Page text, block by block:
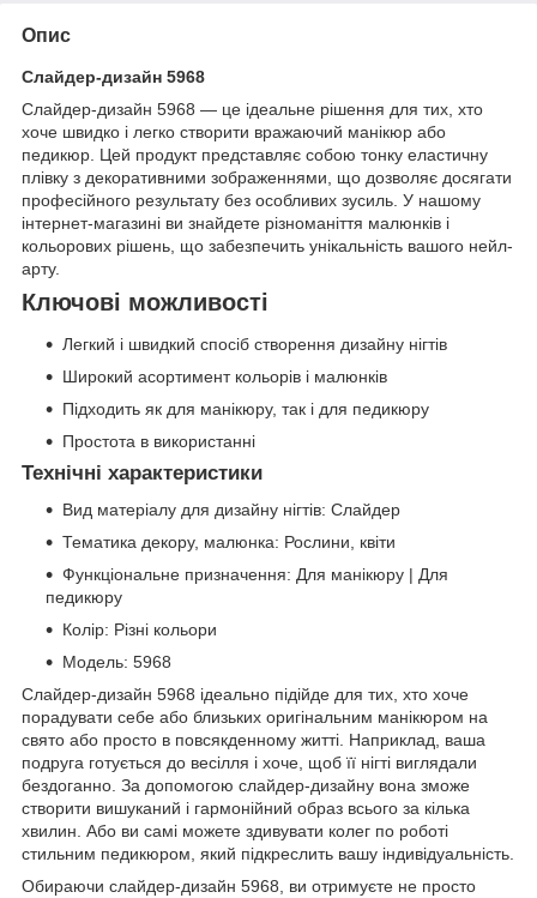
Опис
Слайдер-дизайн 5968
Слайдер-дизайн 5968 — це ідеальне рішення для тих, хто
хоче швидко і легко створити вражаючий манікюр або
педикюр. Цей продукт представляє собою тонку еластичну
плівку з декоративними зображеннями, що дозволяє досягати
професійного результату без особливих зусиль. У нашому
інтернет-магазині ви знайдете різноманіття малюнків і
кольорових рішень, що забезпечить унікальність вашого нейл-
арту.
Ключові можливості
Легкий і швидкий спосіб створення дизайну нігтів
Широкий асортимент кольорів і малюнків
Підходить як для манікюру, так і для педикюру
Простота в використанні
Технічні характеристики
Вид матеріалу для дизайну нігтів: Слайдер
Тематика декору, малюнка: Рослини, квіти
Функціональне призначення: Для манікюру | Для
педикюру
Колір: Різні кольори
Модель: 5968
Слайдер-дизайн 5968 ідеально підійде для тих, хто хоче
порадувати себе або близьких оригінальним манікюром на
свято або просто в повсякденному житті. Наприклад, ваша
подруга готується до весілля і хоче, щоб її нігті виглядали
бездоганно. За допомогою слайдер-дизайну вона зможе
створити вишуканий і гармонійний образ всього за кілька
хвилин. Або ви самі можете здивувати колег по роботі
стильним педикюром, який підкреслить вашу індивідуальність.
Обираючи слайдер-дизайн 5968, ви отримуєте не просто